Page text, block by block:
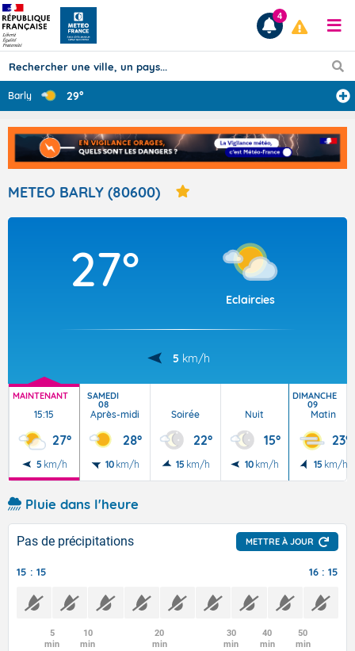
Prévisions
TOUS LES RÉSULTATS
Articles
4
Barly 29°
METEO BARLY (80600)
27°
Eclaircies
5 km/h
MAINTENANT
15:15
27°
5 km/h
SAMEDI
08
Après-midi
28°
10 km/h
Soirée
22°
15 km/h
Nuit
15°
10 km/h
DIMANCHE
09
Matin
23°
15 km/h
Pluie dans l'heure
Pas de précipitations METTRE À JOUR
15 : 15 16 : 15
5
min
10
min
20
min
30
min
40
min
50
min